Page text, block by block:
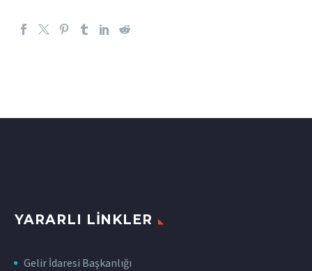
YARARLI LINKLER
Gelir İdaresi Başkanlığı